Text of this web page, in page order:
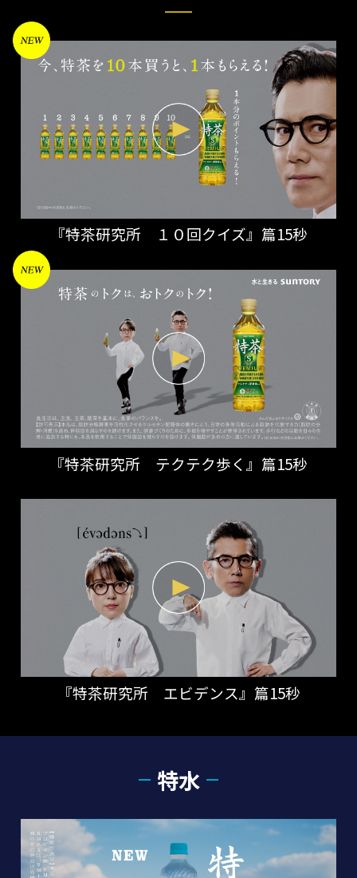
『特茶研究所 １０回クイズ』篇15秒
『特茶研究所 テクテク歩く』篇15秒
『特茶研究所 エビデンス』篇15秒
特水